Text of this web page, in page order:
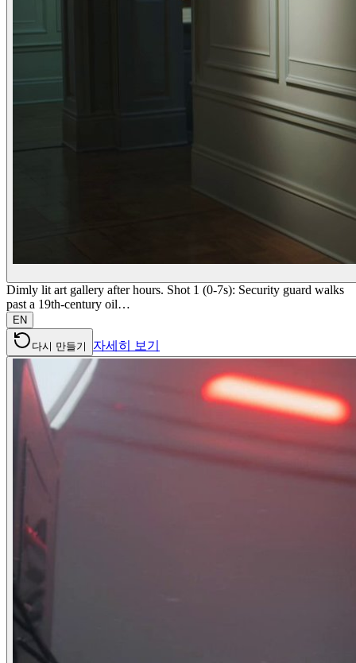
Dimly lit art gallery after hours. Shot 1 (0-7s): Security guard walks
past a 19th-century oil…
EN
다시 만들기 자세히 보기